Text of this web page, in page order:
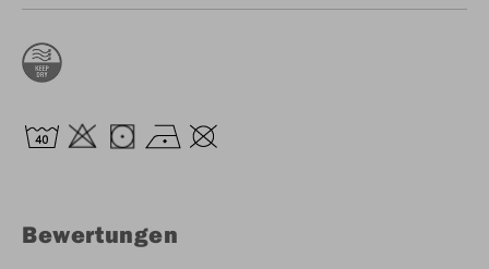
Bewertungen